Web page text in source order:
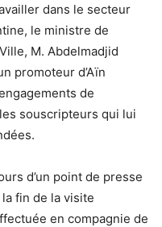
dans le secteur
le ministre de
M. Abdelmadjid
promoteur d’Aïn
de
souscripteurs qui lui
d’un point de presse
fin de la visite
en compagnie de